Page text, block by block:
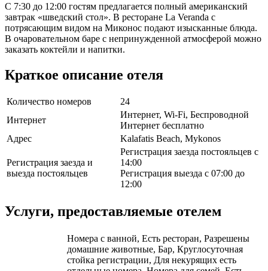
С 7:30 до 12:00 гостям предлагается полный американский
завтрак «шведский стол». В ресторане La Veranda с
потрясающим видом на Миконос подают изысканные блюда.
В очаровательном баре с непринужденной атмосферой можно
заказать коктейли и напитки.
Краткое описание отеля
Количество номеров
24
Интернет
Интернет, Wi-Fi, Беспроводной
Интернет бесплатно
Адрес
Kalafatis Beach, Mykonos
Регистрация заезда и
выезда постояльцев
Регистрация заезда постояльцев с
14:00
Регистрация выезда с 07:00 до
12:00
Услуги, предоставляемые отелем
Номера с ванной, Есть ресторан, Разрешены
домашние животные, Бар, Круглосуточная
стойка регистрации, Для некурящих есть